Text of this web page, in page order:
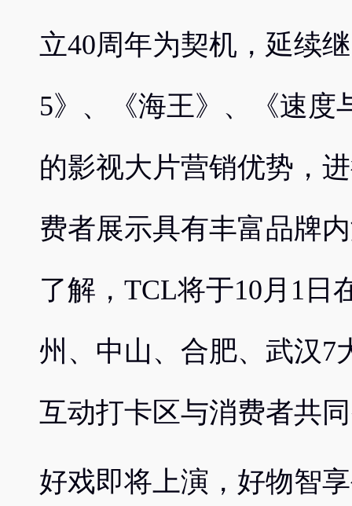
立40周年为契机，延续
5》、《海王》、《速度
的影视大片营销优势，
费者展示具有丰富品牌
了解，TCL将于10月1日
州、中山、合肥、武汉7
互动打卡区与消费者共
好戏即将上演，好物智